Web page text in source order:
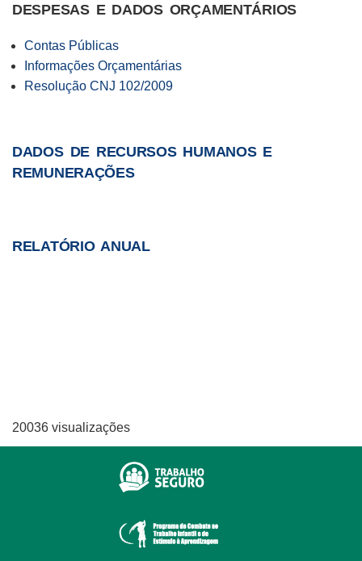
DESPESAS E DADOS ORÇAMENTÁRIOS
Contas Públicas
Informações Orçamentárias
Resolução CNJ 102/2009
DADOS DE RECURSOS HUMANOS E
REMUNERAÇÕES
RELATÓRIO ANUAL
20036 visualizações